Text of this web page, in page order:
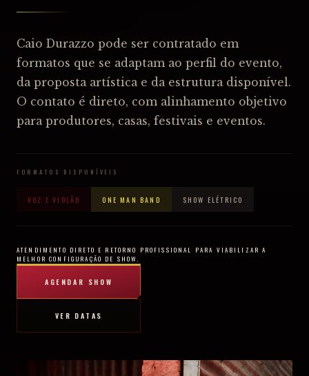
Caio Durazzo pode ser contratado em
formatos que se adaptam ao perfil do evento,
da proposta artística e da estrutura disponível.
O contato é direto, com alinhamento objetivo
para produtores, casas, festivais e eventos.
FORMATOS DISPONÍVEIS
VOZ E VIOLÃO ONE MAN BAND SHOW ELÉTRICO
ATENDIMENTO DIRETO E RETORNO PROFISSIONAL PARA VIABILIZAR A
MELHOR CONFIGURAÇÃO DE SHOW.
AGENDAR SHOW
VER DATAS